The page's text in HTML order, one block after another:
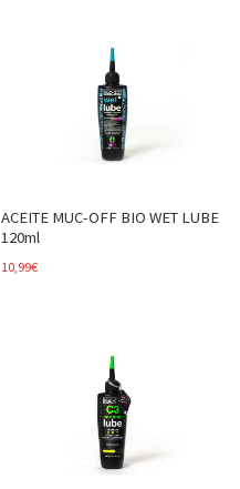
ACEITE MUC-OFF BIO WET LUBE
120ml
10,99€